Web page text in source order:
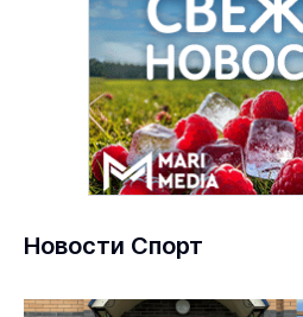
Новости Спорт